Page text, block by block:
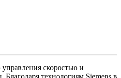
скоростью и
технологиям Siemens в